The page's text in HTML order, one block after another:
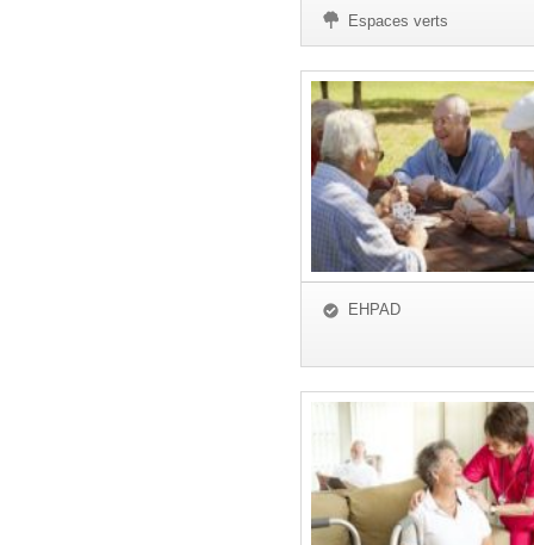
Espaces verts
EHPAD